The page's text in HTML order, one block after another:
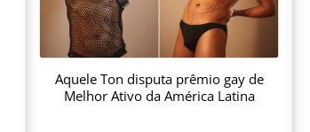
Aquele Ton disputa prêmio gay de
Melhor Ativo da América Latina